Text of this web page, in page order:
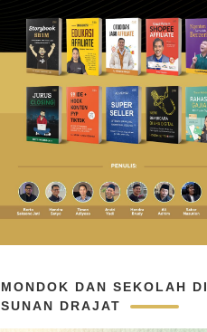
MONDOK DAN SEKOLAH DI
SUNAN DRAJAT